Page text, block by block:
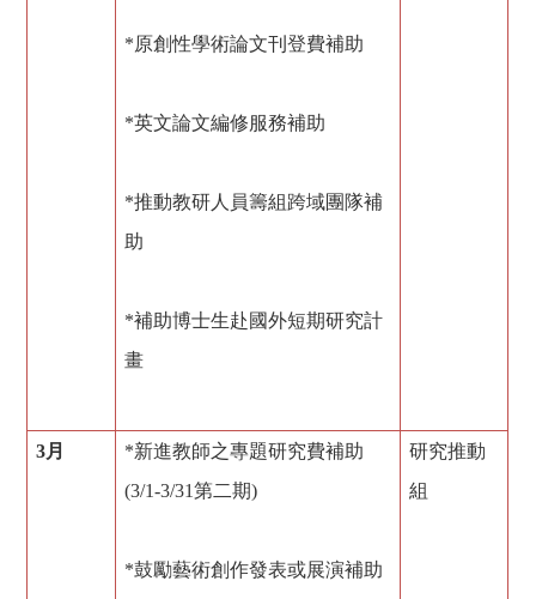
*原創性學術論文刊登費補助
*英文論文編修服務補助
*推動教研人員籌組跨域團隊補
助
*補助博士生赴國外短期研究計
畫
3月
*新進教師之專題研究費補助
(3/1-3/31第二期)
*鼓勵藝術創作發表或展演補助
研究推動
組